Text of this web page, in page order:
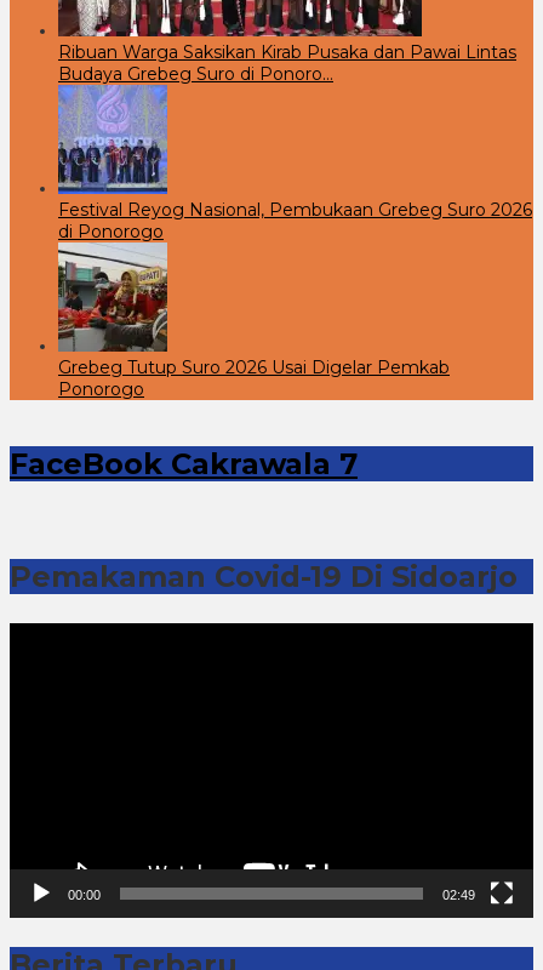
Ribuan Warga Saksikan Kirab Pusaka dan Pawai Lintas
Budaya Grebeg Suro di Ponoro…
Festival Reyog Nasional, Pembukaan Grebeg Suro 2026
di Ponorogo
Grebeg Tutup Suro 2026 Usai Digelar Pemkab
Ponorogo
FaceBook Cakrawala 7
Pemakaman Covid-19 Di Sidoarjo
00:00 02:49